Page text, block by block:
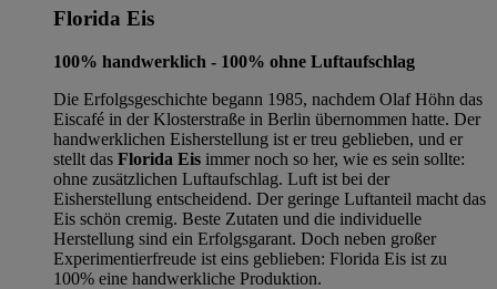
Florida Eis
100% handwerklich - 100% ohne Luftaufschlag
Die Erfolgsgeschichte begann 1985, nachdem Olaf Höhn das
Eiscafé in der Klosterstraße in Berlin übernommen hatte. Der
handwerklichen Eisherstellung ist er treu geblieben, und er
stellt das Florida Eis immer noch so her, wie es sein sollte:
ohne zusätzlichen Luftaufschlag. Luft ist bei der
Eisherstellung entscheidend. Der geringe Luftanteil macht das
Eis schön cremig. Beste Zutaten und die individuelle
Herstellung sind ein Erfolgsgarant. Doch neben großer
Experimentierfreude ist eins geblieben: Florida Eis ist zu
100% eine handwerkliche Produktion.